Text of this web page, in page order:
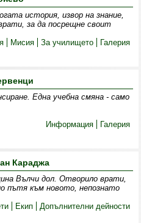
история, извор на знание,
за да посрещне своит
Мисия За училището Галерия
Една учебна смяна - само
Информация
Галерия
Караджа
Вълчи дол. Отворило врати,
пътя към новото, непознато
Екип Допълнителни дейности